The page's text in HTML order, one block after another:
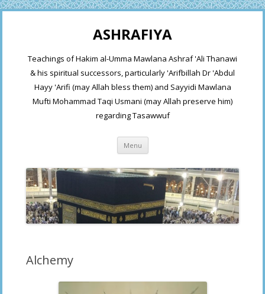
ASHRAFIYA
Teachings of Hakim al-Umma Mawlana Ashraf 'Ali Thanawi
& his spiritual successors, particularly 'Arifbillah Dr 'Abdul
Hayy 'Arifi (may Allah bless them) and Sayyidi Mawlana
Mufti Mohammad Taqi Usmani (may Allah preserve him)
regarding Tasawwuf
Menu Skip
content
Alchemy